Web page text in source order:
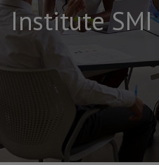
Institute SMI